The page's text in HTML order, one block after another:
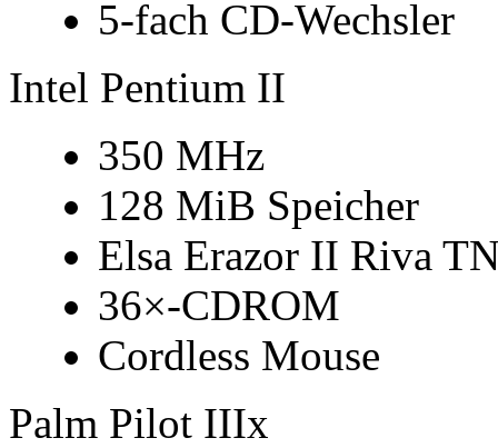
5-fach CD-Wechsler
Intel Pentium II
350 MHz
128 MiB Speicher
Elsa Erazor II Riva
36×-CDROM
Cordless Mouse
Palm Pilot IIIx